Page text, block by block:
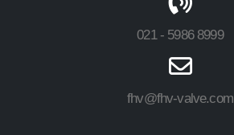
021 - 5986 8999
fhv@fhv-valve.com